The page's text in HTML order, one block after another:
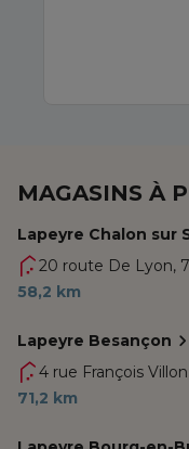
MAGASINS À
Lapeyre Chalon sur
20 route De Lyon,
58,2 km
Lapeyre Besançon
4 rue François
71,2 km